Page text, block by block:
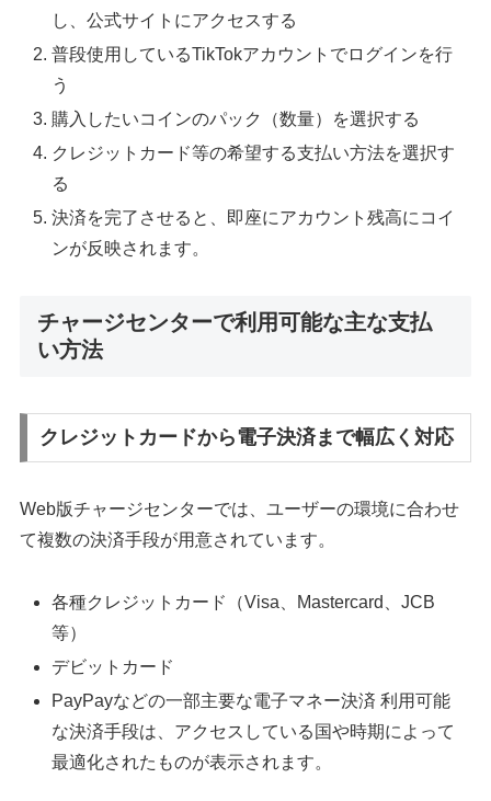
し、公式サイトにアクセスする
普段使用しているTikTokアカウントでログインを行
う
購入したいコインのパック（数量）を選択する
クレジットカード等の希望する支払い方法を選択す
る
決済を完了させると、即座にアカウント残高にコイ
ンが反映されます。
チャージセンターで利用可能な主な支払
い方法
クレジットカードから電子決済まで幅広く対応
Web版チャージセンターでは、ユーザーの環境に合わせ
て複数の決済手段が用意されています。
各種クレジットカード（Visa、Mastercard、JCB
等）
デビットカード
PayPayなどの一部主要な電子マネー決済 利用可能
な決済手段は、アクセスしている国や時期によって
最適化されたものが表示されます。